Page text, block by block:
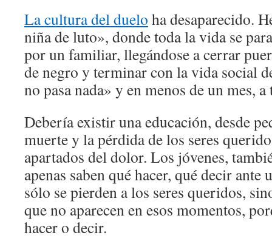
La cultura del duelo ha desaparecido.
niña de luto», donde toda la vida se
por un familiar, llegándose a cerrar
de negro y terminar con la vida social
no pasa nada» y en menos de un mes, a
Debería existir una educación, desde
muerte y la pérdida de los seres
apartados del dolor. Los jóvenes,
apenas saben qué hacer, qué decir
sólo se pierden a los seres queridos,
que no aparecen en esos momentos,
hacer o decir.